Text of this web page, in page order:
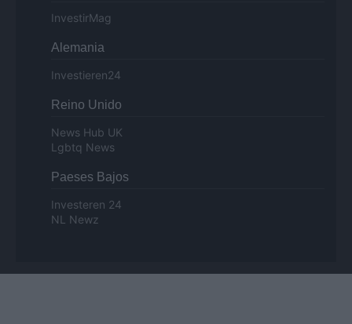
InvestirMag
Alemania
Investieren24
Reino Unido
News Hub UK
Lgbtq News
Paeses Bajos
Investeren 24
NL Newz